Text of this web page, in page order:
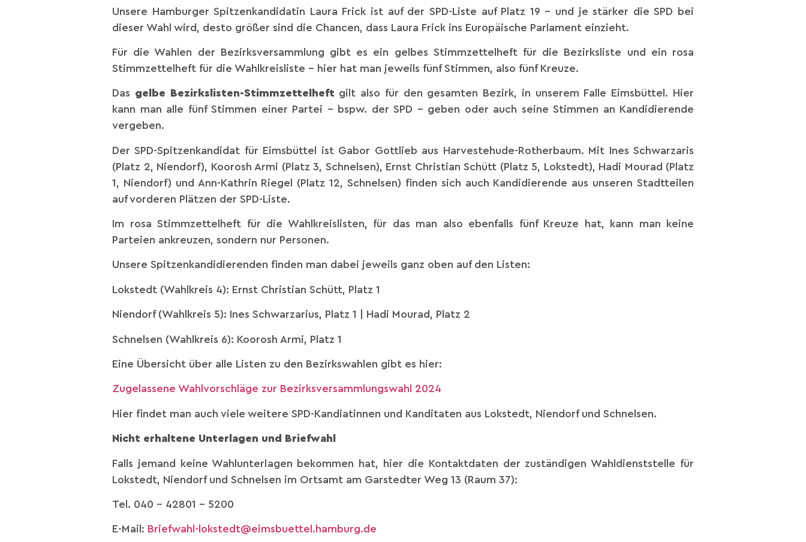
Unsere Hamburger Spitzenkandidatin Laura Frick ist auf der SPD-Liste auf Platz 19 – und je stärker die SPD bei
dieser Wahl wird, desto größer sind die Chancen, dass Laura Frick ins Europäische Parlament einzieht.
Für die Wahlen der Bezirksversammlung gibt es ein gelbes Stimmzettelheft für die Bezirksliste und ein rosa
Stimmzettelheft für die Wahlkreisliste – hier hat man jeweils fünf Stimmen, also fünf Kreuze.
Das gelbe Bezirkslisten-Stimmzettelheft gilt also für den gesamten Bezirk, in unserem Falle Eimsbüttel. Hier
kann man alle fünf Stimmen einer Partei – bspw. der SPD – geben oder auch seine Stimmen an Kandidierende
vergeben.
Der SPD-Spitzenkandidat für Eimsbüttel ist Gabor Gottlieb aus Harvestehude-Rotherbaum. Mit Ines Schwarzaris
(Platz 2, Niendorf), Koorosh Armi (Platz 3, Schnelsen), Ernst Christian Schütt (Platz 5, Lokstedt), Hadi Mourad (Platz
1, Niendorf) und Ann-Kathrin Riegel (Platz 12, Schnelsen) finden sich auch Kandidierende aus unseren Stadtteilen
auf vorderen Plätzen der SPD-Liste.
Im rosa Stimmzettelheft für die Wahlkreislisten, für das man also ebenfalls fünf Kreuze hat, kann man keine
Parteien ankreuzen, sondern nur Personen.
Unsere Spitzenkandidierenden finden man dabei jeweils ganz oben auf den Listen:
Lokstedt (Wahlkreis 4): Ernst Christian Schütt, Platz 1
Niendorf (Wahlkreis 5): Ines Schwarzarius, Platz 1 | Hadi Mourad, Platz 2
Schnelsen (Wahlkreis 6): Koorosh Armi, Platz 1
Eine Übersicht über alle Listen zu den Bezirkswahlen gibt es hier:
Zugelassene Wahlvorschläge zur Bezirksversammlungswahl 2024
Hier findet man auch viele weitere SPD-Kandiatinnen und Kanditaten aus Lokstedt, Niendorf und Schnelsen.
Nicht erhaltene Unterlagen und Briefwahl
Falls jemand keine Wahlunterlagen bekommen hat, hier die Kontaktdaten der zuständigen Wahldienststelle für
Lokstedt, Niendorf und Schnelsen im Ortsamt am Garstedter Weg 13 (Raum 37):
Tel. 040 – 42801 – 5200
E-Mail: Briefwahl-lokstedt@eimsbuettel.hamburg.de